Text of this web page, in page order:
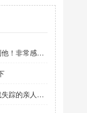
非常感谢！
求公众协助寻找